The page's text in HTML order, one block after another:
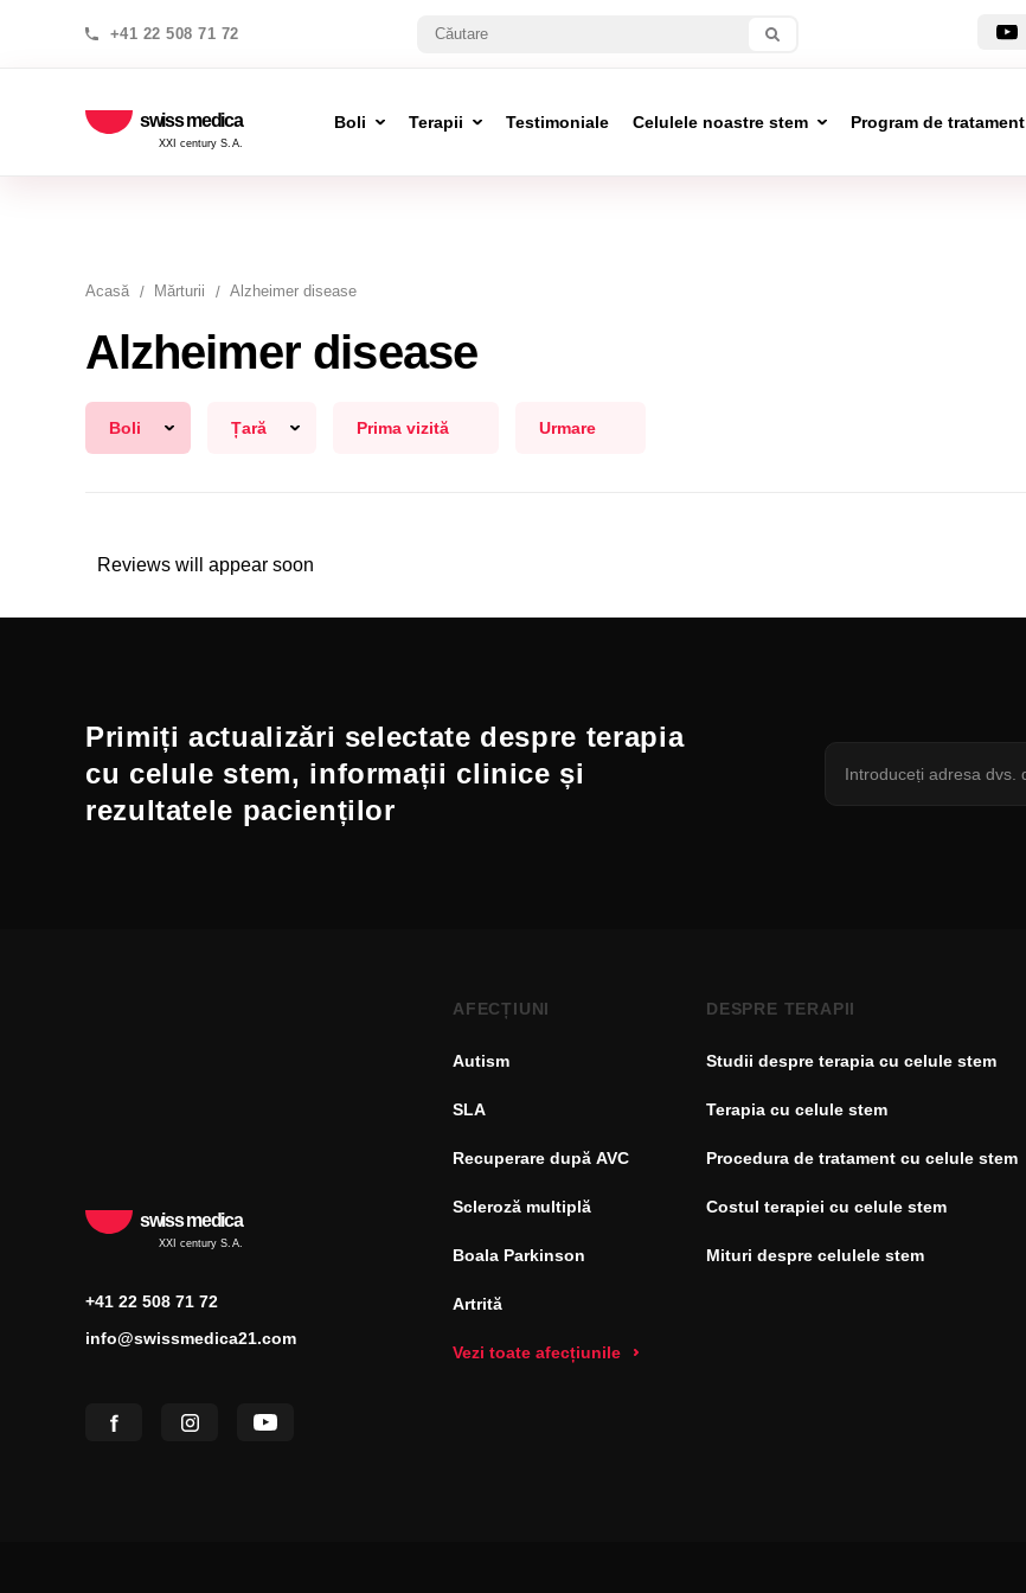
+41 22 508 71 72
swiss medica
XXI century S.A.
Boli Terapii Testimoniale Celulele noastre stem Program de tratament
Acasă Mărturii Alzheimer disease
Alzheimer disease
Boli Țară Prima vizită Urmare
Reviews will appear soon
Primiți actualizări selectate despre terapia
cu celule stem, informații clinice și
rezultatele pacienților
swiss medica
XXI century S.A.
+41 22 508 71 72
info@swissmedica21.com
AFECȚIUNI
Autism
SLA
Recuperare după AVC
Scleroză multiplă
Boala Parkinson
Artrită
Vezi toate afecțiunile
DESPRE TERAPII
Studii despre terapia cu celule stem
Terapia cu celule stem
Procedura de tratament cu celule stem
Costul terapiei cu celule stem
Mituri despre celulele stem